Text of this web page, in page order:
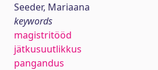
Seeder, Mariaana
keywords
magistritööd
jätkusuutlikkus
pangandus